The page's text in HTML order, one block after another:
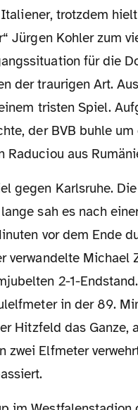
trotzdem
Jürgen Kohler zum
für die
der traurigen Art.
tristen Spiel.
der BVB buhle
Raduciou aus
sah es nach
vor dem Ende
verwandelte Michael
2-1-
in der 89.
Hitzfeld das Ganze,
Elfmeter